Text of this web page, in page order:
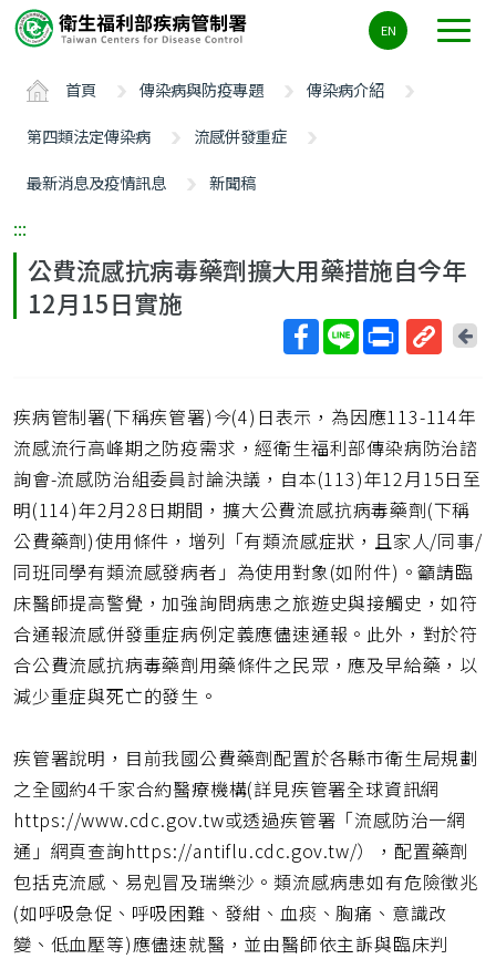
要
ALT+C
EN
首頁 傳染病與防疫專題
傳染病介紹
第四類法定傳染病
流感併發重症
最新消息及疫情訊息
新聞稿
:::
公費流感抗病毒藥劑擴大用藥措施自今年
12月15日實施
短
網
址
回
疾病管制署(下稱疾管署)今(4)日表示，為因應113-114年
流感流行高峰期之防疫需求，經衛生福利部傳染病防治諮
詢會-流感防治組委員討論決議，自本(113)年12月15日至
明(114)年2月28日期間，擴大公費流感抗病毒藥劑(下稱
公費藥劑)使用條件，增列「有類流感症狀，且家人/同事/
同班同學有類流感發病者」為使用對象(如附件)。籲請臨
床醫師提高警覺，加強詢問病患之旅遊史與接觸史，如符
合通報流感併發重症病例定義應儘速通報。此外，對於符
合公費流感抗病毒藥劑用藥條件之民眾，應及早給藥，以
減少重症與死亡的發生。
疾管署說明，目前我國公費藥劑配置於各縣市衛生局規劃
之全國約4千家合約醫療機構(詳見疾管署全球資訊網
https://www.cdc.gov.tw或透過疾管署「流感防治一網
通」網頁查詢https://antiflu.cdc.gov.tw/），配置藥劑
包括克流感、易剋冒及瑞樂沙。類流感病患如有危險徵兆
(如呼吸急促、呼吸困難、發紺、血痰、胸痛、意識改
變、低血壓等)應儘速就醫，並由醫師依主訴與臨床判